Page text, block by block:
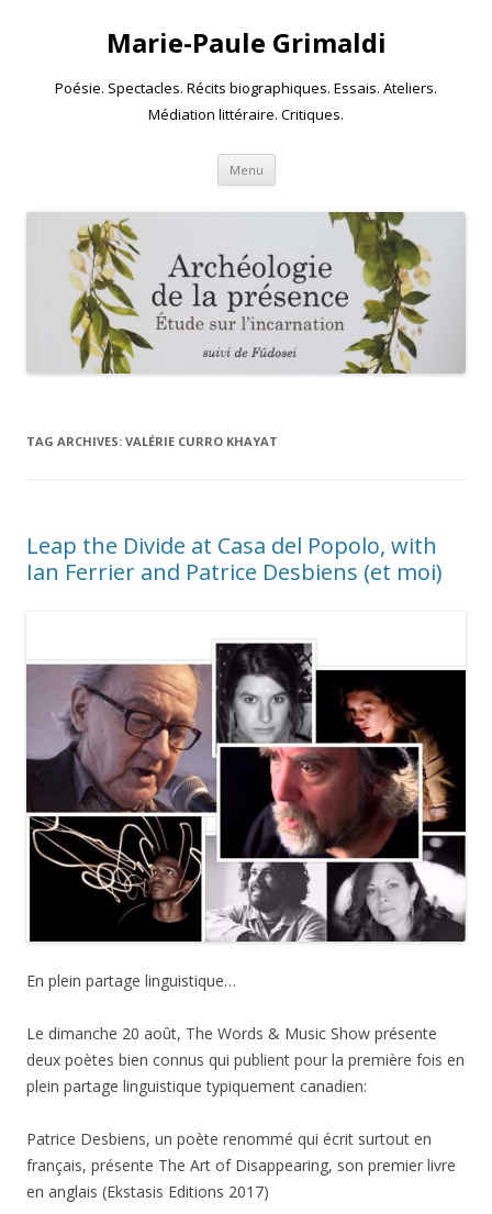
Marie-Paule Grimaldi
Poésie. Spectacles. Récits biographiques. Essais. Ateliers.
Médiation littéraire. Critiques.
Menu Skip to content
TAG ARCHIVES: VALÉRIE CURRO KHAYAT
Leap the Divide at Casa del Popolo, with
Ian Ferrier and Patrice Desbiens (et moi)
En plein partage linguistique…
Le dimanche 20 août, The Words & Music Show présente
deux poètes bien connus qui publient pour la première fois en
plein partage linguistique typiquement canadien:
Patrice Desbiens, un poète renommé qui écrit surtout en
français, présente The Art of Disappearing, son premier livre
en anglais (Ekstasis Editions 2017)